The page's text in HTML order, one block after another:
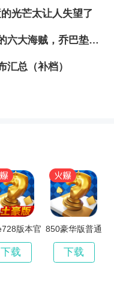
，无机器人游戏更
戏获得活动，达到
以你可以放心地
的游戏环境和友好
繁琐的特权商城系
权！
光芒太让人失望了
海贼王：悬赏金暴涨十倍以上的六大海贼，乔巴垫底，巴基只能第2
汇总（补档）
版本官
下载
850豪华版普通
下载